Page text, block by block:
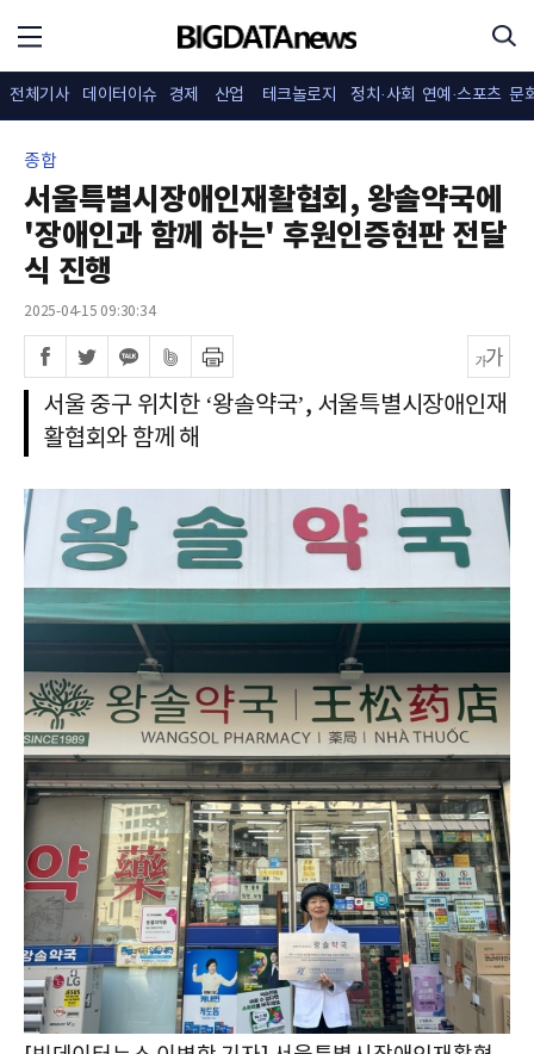
전체기사 데이터이슈 경제 산업 테크놀로지 정치·사회 연예·스포츠 문
종합
서울특별시장애인재활협회, 왕솔약국에
'장애인과 함께 하는' 후원인증현판 전달
식 진행
2025-04-15 09:30:34
서울 중구 위치한 ‘왕솔약국’, 서울특별시장애인재
활협회와 함께 해